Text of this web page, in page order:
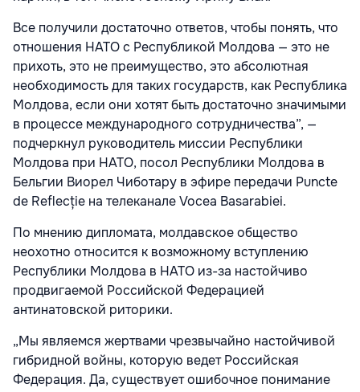
Все получили достаточно ответов, чтобы понять, что
отношения НАТО с Республикой Молдова — это не
прихоть, это не преимущество, это абсолютная
необходимость для таких государств, как Республика
Молдова, если они хотят быть достаточно значимыми
в процессе международного сотрудничества”, —
подчеркнул руководитель миссии Республики
Молдова при НАТО, посол Республики Молдова в
Бельгии Виорел Чиботару в эфире передачи Puncte
de Reflecție на телеканале Vocea Basarabiei.
По мнению дипломата, молдавское общество
неохотно относится к возможному вступлению
Республики Молдова в НАТО из-за настойчиво
продвигаемой Российской Федерацией
антинатовской риторики.
„Мы являемся жертвами чрезвычайно настойчивой
гибридной войны, которую ведет Российская
Федерация. Да, существует ошибочное понимание